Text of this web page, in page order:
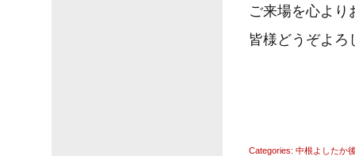
ご来場を心より
皆様どうぞよろ
Categories: 中根よしたか